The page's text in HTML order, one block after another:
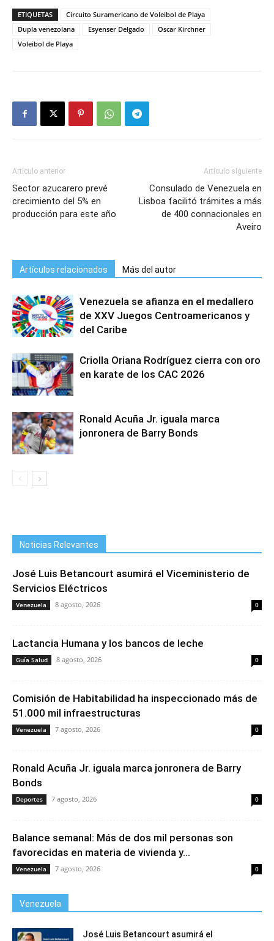
ETIQUETAS
Circuito Suramericano de Voleibol de Playa
Dupla venezolana
Esyenser Delgado
Oscar Kirchner
Voleibol de Playa
Artículo anterior
Sector azucarero prevé
crecimiento del 5% en
producción para este año
Artículo siguiente
Consulado de Venezuela en
Lisboa facilitó trámites a más
de 400 connacionales en
Aveiro
Artículos relacionados Más del autor
Venezuela se afianza en el medallero
de XXV Juegos Centroamericanos y
del Caribe
Criolla Oriana Rodríguez cierra con oro
en karate de los CAC 2026
Ronald Acuña Jr. iguala marca
jonronera de Barry Bonds
Noticias Relevantes
José Luis Betancourt asumirá el Viceministerio de
Servicios Eléctricos
Venezuela 8 agosto, 2026 0
Lactancia Humana y los bancos de leche
Guía Salud 8 agosto, 2026 0
Comisión de Habitabilidad ha inspeccionado más de
51.000 mil infraestructuras
Venezuela 7 agosto, 2026 0
Ronald Acuña Jr. iguala marca jonronera de Barry
Bonds
Deportes 7 agosto, 2026 0
Balance semanal: Más de dos mil personas son
favorecidas en materia de vivienda y...
Venezuela 7 agosto, 2026 0
Venezuela
José Luis Betancourt asumirá el